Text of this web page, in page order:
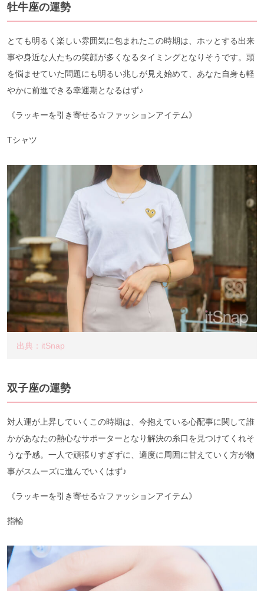
牡牛座の運勢
とても明るく楽しい雰囲気に包まれたこの時期は、ホッとする出来
事や身近な人たちの笑顔が多くなるタイミングとなりそうです。頭
を悩ませていた問題にも明るい兆しが見え始めて、あなた自身も軽
やかに前進できる幸運期となるはず♪
《ラッキーを引き寄せる☆ファッションアイテム》
Tシャツ
出典：itSnap
双子座の運勢
対人運が上昇していくこの時期は、今抱えている心配事に関して誰
かがあなたの熱心なサポーターとなり解決の糸口を見つけてくれそ
うな予感。一人で頑張りすぎずに、適度に周囲に甘えていく方が物
事がスムーズに進んでいくはず♪
《ラッキーを引き寄せる☆ファッションアイテム》
指輪